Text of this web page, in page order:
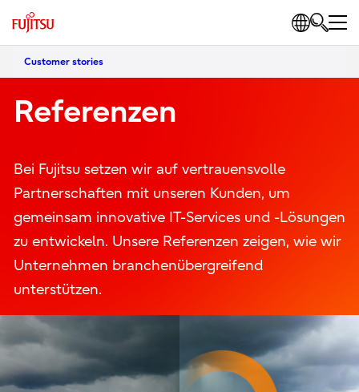
Customer stories
Referenzen
Bei Fujitsu setzen wir auf vertrauensvolle
Partnerschaften mit unseren Kunden, um
gemeinsam innovative IT-Services und -Lösungen
zu entwickeln. Unsere Referenzen zeigen, wie wir
Unternehmen branchenübergreifend
unterstützen.